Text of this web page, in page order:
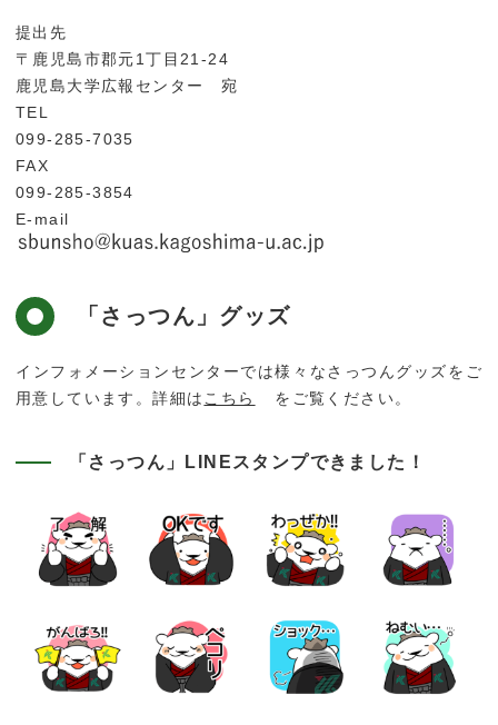
鹿大ジャーナル
提出先
〒鹿児島市郡元1丁目21-24
鹿児島大学広報センター 宛
TEL
099-285-7035
FAX
099-285-3854
E-mail
「さっつん」グッズ
インフォメーションセンターでは様々なさっつんグッズをご
用意しています。詳細は こちら をご覧ください。
「さっつん」LINEスタンプできました！